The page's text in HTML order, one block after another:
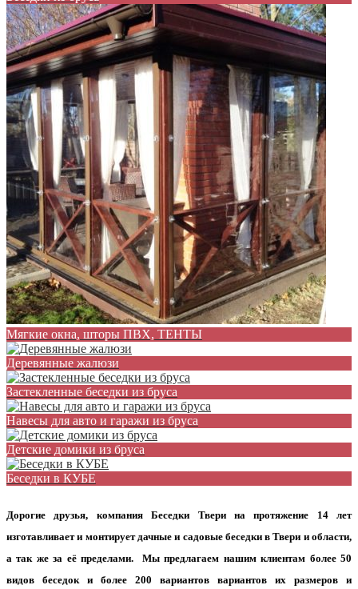
Мягкие окна, шторы ПВХ, ТЕНТЫ
Деревянные жалюзи
Застекленные беседки из бруса
Навесы для авто и гаражи из бруса
Детские домики из бруса
Беседки в КУБЕ
Дорогие друзья, компания Беседки Твери на протяжение 14 лет
изготавливает и монтирует дачные и садовые беседки в Твери и области,
а так же за её пределами. Мы предлагаем нашим клиентам более 50
видов беседок и более 200 вариантов вариантов их размеров и